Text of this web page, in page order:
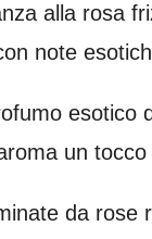
alla rosa
note
esotico
un
da